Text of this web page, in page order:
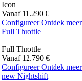
Icon
Vanaf 11.290 €
Configureer Ontdek meer
Full Throttle
Full Throttle
Vanaf 12.790 €
Configureer Ontdek meer
new Nightshift